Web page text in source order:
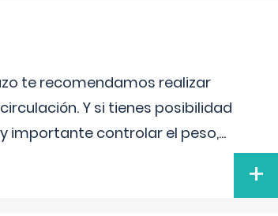
te recomendamos realizar
Y si tienes posibilidad
importante controlar el peso,...
+